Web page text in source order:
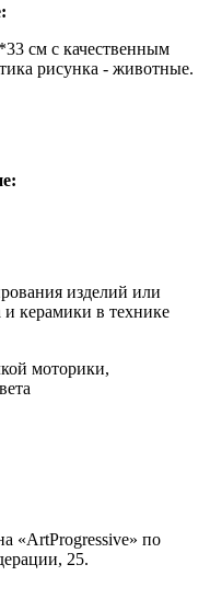
см с качественным
рисунка - животные.
изделий или
и керамики в технике
моторики,
«ArtProgressive» по
25.